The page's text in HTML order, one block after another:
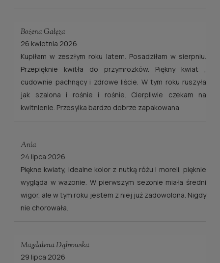
Bożena Gałęza
26 kwietnia 2026
Kupiłam w zeszłym roku latem. Posadziłam w sierpniu.
Przepięknie kwitła do przymrozków. Piękny kwiat ,
cudownie pachnący i zdrowe liście. W tym roku ruszyła
jak szalona i rośnie i rośnie. Cierpliwie czekam na
kwitnienie. Przesylka bardzo dobrze zapakowana
Ania
24 lipca 2026
Piękne kwiaty, idealne kolor z nutką różu i moreli, pięknie
wygląda w wazonie. W pierwszym sezonie miała średni
wigor, ale w tym roku jestem z niej już zadowolona. Nigdy
nie chorowała.
Magdalena Dąbrowska
29 lipca 2026